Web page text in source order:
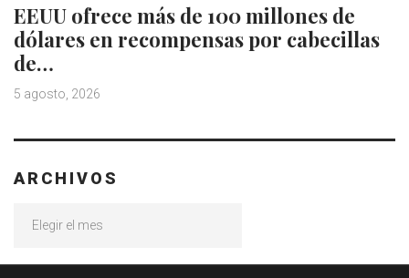
EEUU ofrece más de 100 millones de
dólares en recompensas por cabecillas
de…
5 agosto, 2026
ARCHIVOS